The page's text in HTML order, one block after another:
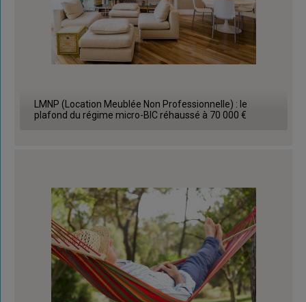
LMNP (Location Meublée Non Professionnelle) : le
plafond du régime micro-BIC réhaussé à 70 000 €